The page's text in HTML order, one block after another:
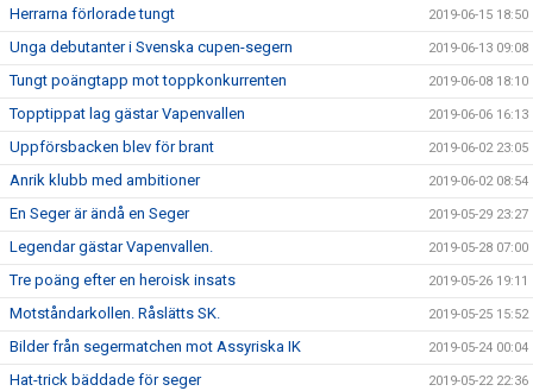
Herrarna förlorade tungt 2019-06-15 18:50
Unga debutanter i Svenska cupen-segern 2019-06-13 09:08
Tungt poängtapp mot toppkonkurrenten 2019-06-08 18:10
Topptippat lag gästar Vapenvallen 2019-06-06 16:13
Uppförsbacken blev för brant 2019-06-02 23:05
Anrik klubb med ambitioner 2019-06-02 08:54
En Seger är ändå en Seger 2019-05-29 23:27
Legendar gästar Vapenvallen. 2019-05-28 07:00
Tre poäng efter en heroisk insats 2019-05-26 19:11
Motståndarkollen. Råslätts SK. 2019-05-25 15:52
Bilder från segermatchen mot Assyriska IK 2019-05-24 00:04
Hat-trick bäddade för seger 2019-05-22 22:36